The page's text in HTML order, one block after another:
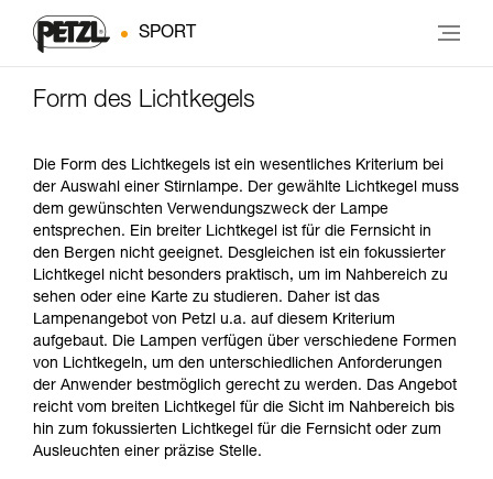
SPORT
Form des Lichtkegels
Die Form des Lichtkegels ist ein wesentliches Kriterium bei
der Auswahl einer Stirnlampe. Der gewählte Lichtkegel muss
dem gewünschten Verwendungszweck der Lampe
entsprechen. Ein breiter Lichtkegel ist für die Fernsicht in
den Bergen nicht geeignet. Desgleichen ist ein fokussierter
Lichtkegel nicht besonders praktisch, um im Nahbereich zu
sehen oder eine Karte zu studieren. Daher ist das
Lampenangebot von Petzl u.a. auf diesem Kriterium
aufgebaut. Die Lampen verfügen über verschiedene Formen
von Lichtkegeln, um den unterschiedlichen Anforderungen
der Anwender bestmöglich gerecht zu werden. Das Angebot
reicht vom breiten Lichtkegel für die Sicht im Nahbereich bis
hin zum fokussierten Lichtkegel für die Fernsicht oder zum
Ausleuchten einer präzise Stelle.